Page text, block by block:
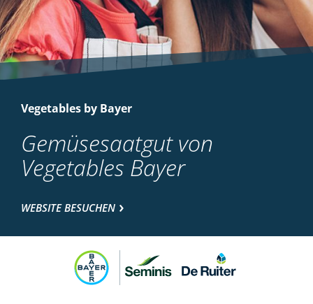
Vegetables by Bayer
Gemüsesaatgut von
Vegetables Bayer
WEBSITE BESUCHEN